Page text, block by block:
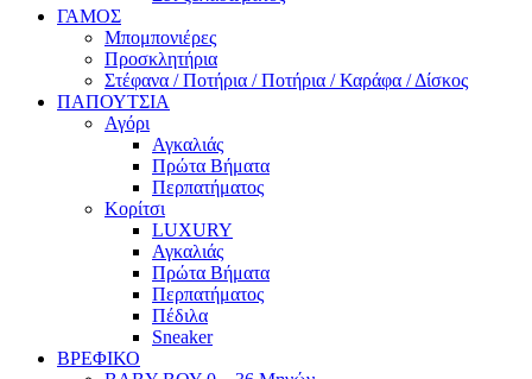
ΓΑΜΟΣ
Μπομπονιέρες
Προσκλητήρια
Στέφανα / Ποτήρια / Ποτήρια / Καράφα / Δίσκος
ΠΑΠΟΥΤΣΙΑ
Αγόρι
Αγκαλιάς
Πρώτα Βήματα
Περπατήματος
Κορίτσι
LUXURY
Αγκαλιάς
Πρώτα Βήματα
Περπατήματος
Πέδιλα
Sneaker
ΒΡΕΦΙΚΟ